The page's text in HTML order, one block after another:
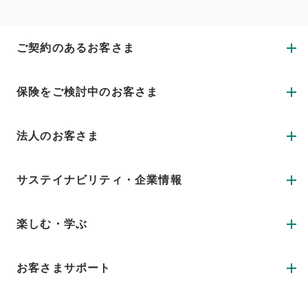
ご契約のあるお客さま
保険をご検討中のお客さま
法人のお客さま
サステイナビリティ・企業情報
楽しむ・学ぶ
お客さまサポート